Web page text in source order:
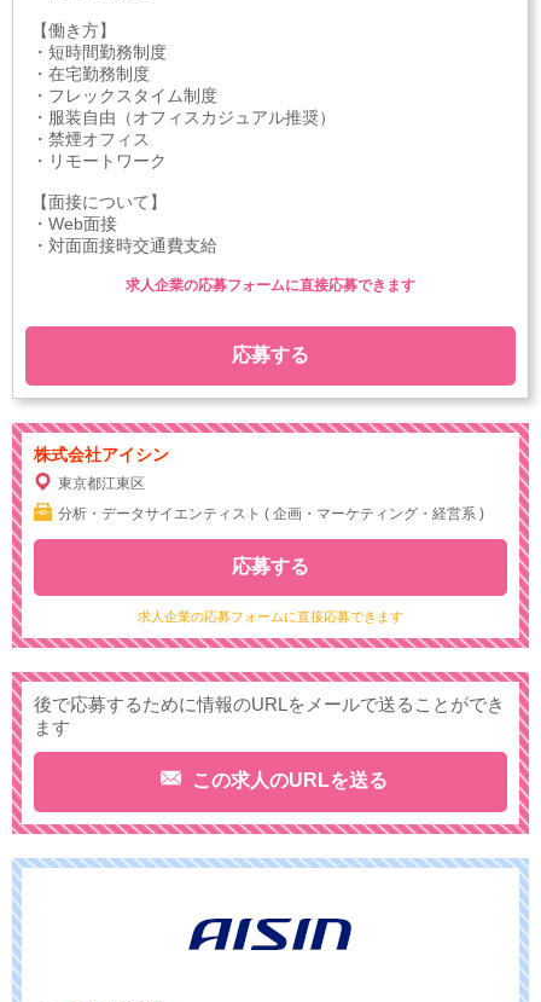
【働き方】
・短時間勤務制度
・在宅勤務制度
・フレックスタイム制度
・服装自由（オフィスカジュアル推奨）
・禁煙オフィス
・リモートワーク
【面接について】
・Web面接
・対面面接時交通費支給
応募する
求人企業の応募フォームに直接応募できます
株式会社アイシン
東京都江東区
分析・データサイエンティスト ( 企画・マーケティング・経営系 )
求人企業の応募フォームに直接応募できます
応募する
後で応募するために情報のURLをメールで送ることができ
ます
この求人のURLを送る